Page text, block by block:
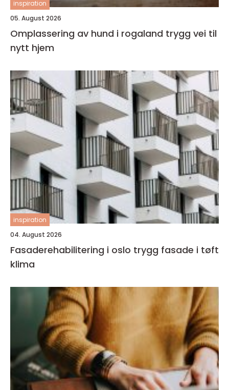
inspiration
05. August 2026
Omplassering av hund i rogaland trygg vei til
nytt hjem
inspiration
04. August 2026
Fasaderehabilitering i oslo trygg fasade i tøft
klima